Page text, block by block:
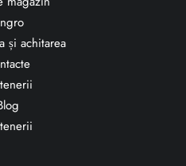
și achitarea